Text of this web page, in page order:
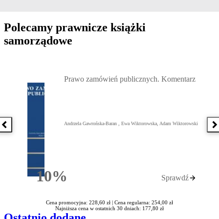
Polecamy prawnicze książki
samorządowe
Poprzednia książka
10%Rabatu
Prawo zamówień publicznych. Komentarz
Andrzela Gawrońska-Baran , Ewa Wiktorowska, Adam Wiktorowski
Sprawdź
Cena promocyjna: 228,60 zł | Cena regularna: 254,00 zł
Najniższa cena w ostatnich 30 dniach: 177,80 zł